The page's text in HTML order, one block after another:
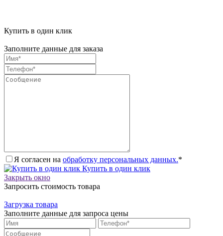
Купить в один клик
Заполните данные для заказа
Я согласен на обработку персональных данных.*
Купить в один клик
Закрыть окно
Запросить стоимость товара
Загрузка товара
Заполните данные для запроса цены